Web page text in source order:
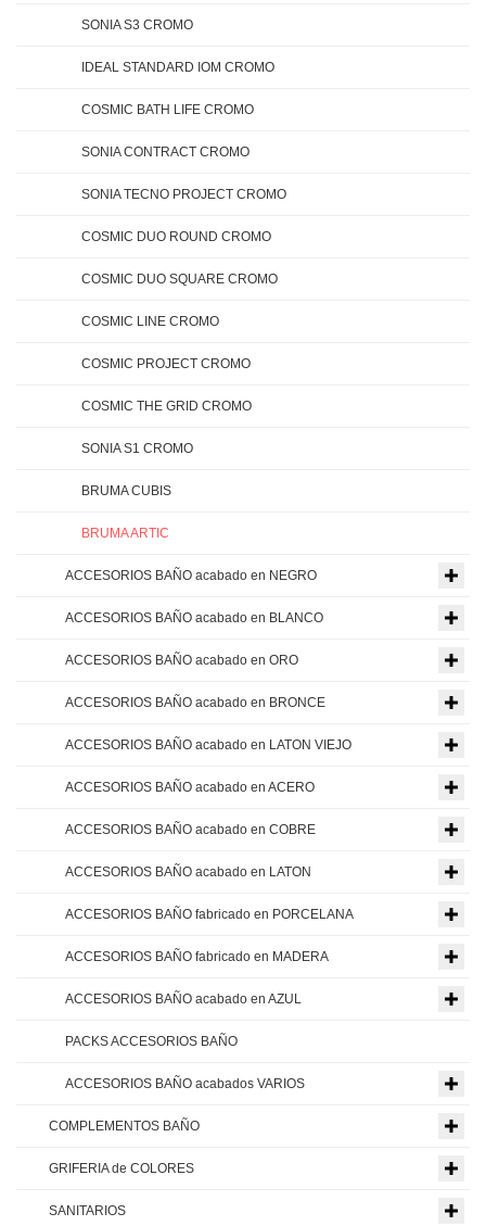
SONIA S3 CROMO
IDEAL STANDARD IOM CROMO
COSMIC BATH LIFE CROMO
SONIA CONTRACT CROMO
SONIA TECNO PROJECT CROMO
COSMIC DUO ROUND CROMO
COSMIC DUO SQUARE CROMO
COSMIC LINE CROMO
COSMIC PROJECT CROMO
COSMIC THE GRID CROMO
SONIA S1 CROMO
BRUMA CUBIS
BRUMA ARTIC
ACCESORIOS BAÑO acabado en NEGRO
ACCESORIOS BAÑO acabado en BLANCO
ACCESORIOS BAÑO acabado en ORO
ACCESORIOS BAÑO acabado en BRONCE
ACCESORIOS BAÑO acabado en LATON VIEJO
ACCESORIOS BAÑO acabado en ACERO
ACCESORIOS BAÑO acabado en COBRE
ACCESORIOS BAÑO acabado en LATON
ACCESORIOS BAÑO fabricado en PORCELANA
ACCESORIOS BAÑO fabricado en MADERA
ACCESORIOS BAÑO acabado en AZUL
PACKS ACCESORIOS BAÑO
ACCESORIOS BAÑO acabados VARIOS
COMPLEMENTOS BAÑO
GRIFERIA de COLORES
SANITARIOS